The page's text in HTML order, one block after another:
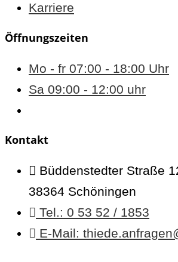
Karriere
Öffnungszeiten
Mo - fr 07:00 - 18:00 Uhr
Sa 09:00 - 12:00 uhr
Kontakt
Büddenstedter Straße
38364 Schöningen
Tel.: 0 53 52 / 1853
E-Mail: